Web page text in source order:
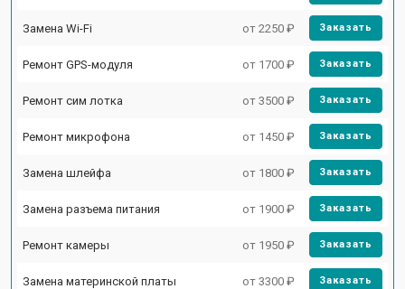
Замена Wi-Fi от 2250 ₽ Заказать
Ремонт GPS-модуля от 1700 ₽ Заказать
Ремонт сим лотка от 3500 ₽ Заказать
Ремонт микрофона от 1450 ₽ Заказать
Замена шлейфа от 1800 ₽ Заказать
Замена разъема питания от 1900 ₽ Заказать
Ремонт камеры от 1950 ₽ Заказать
Замена материнской платы от 3300 ₽ Заказать